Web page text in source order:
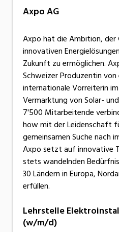
Axpo AG
Axpo hat die Ambition,
innovativen
Zukunft zu ermöglichen.
Schweizer Produzentin von
internationale Vorreiterin
Vermarktung von Solar-
7'500 Mitarbeitende
how mit der Leidenschaft
gemeinsamen Suche nach
Axpo setzt auf innovative
stets wandelnden
30 Ländern in Europa,
erfüllen.
Lehrstelle
(w/m/d)